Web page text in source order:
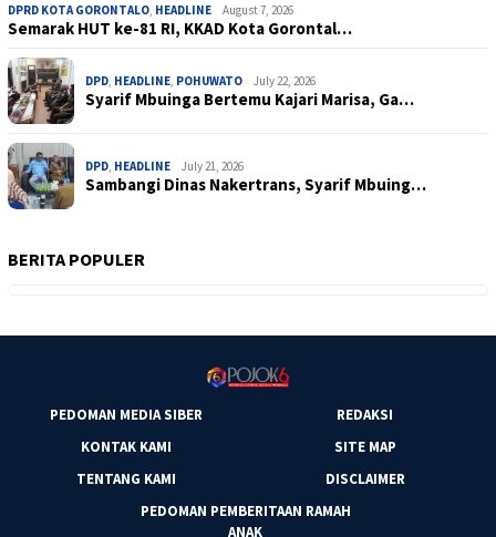
DPRD KOTA GORONTALO HEADLINE August 7, 2026
Semarak HUT ke-81 RI, KKAD Kota Gorontal…
DPD HEADLINE POHUWATO July 22, 2026
Syarif Mbuinga Bertemu Kajari Marisa, Ga…
DPD HEADLINE July 21, 2026
Sambangi Dinas Nakertrans, Syarif Mbuing…
BERITA POPULER
PEDOMAN MEDIA SIBER
REDAKSI
KONTAK KAMI
SITE MAP
TENTANG KAMI
DISCLAIMER
PEDOMAN PEMBERITAAN RAMAH
ANAK